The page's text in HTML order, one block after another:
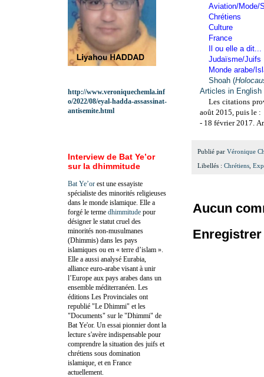
Aviation/Mode/
Chrétiens
Culture
France
Il ou elle a dit...
Judaïsme/Juifs
Monde arabe/
Shoah (
Articles in English
Les citations
août 2015, puis le :
- 18 février 2017.
Publié par Véronique
Libellés : Chrétiens,
Aucun
http://www.veroniquechemla.inf
o/2022/08/eyal-hadda-assassinat-
antisemite.html
Interview de Bat Ye’or
sur la dhimmitude
Bat Ye’or est une essayiste
spécialiste des minorités religieuses
dans le monde islamique. Elle a
forgé le terme dhimmitude pour
désigner le statut cruel des
minorités non-musulmanes
(Dhimmis) dans les pays
islamiques ou en « terre d’islam ».
Elle a aussi analysé Eurabia,
alliance euro-arabe visant à unir
l’Europe aux pays arabes dans un
ensemble méditerranéen. Les
éditions Les Provinciales ont
republié "Le Dhimmi" et les
"Documents" sur le "Dhimmi" de
Bat Ye'or. Un essai pionnier dont la
lecture s'avère indispensable pour
comprendre la situation des juifs et
chrétiens sous domination
islamique, et en France
actuellement.